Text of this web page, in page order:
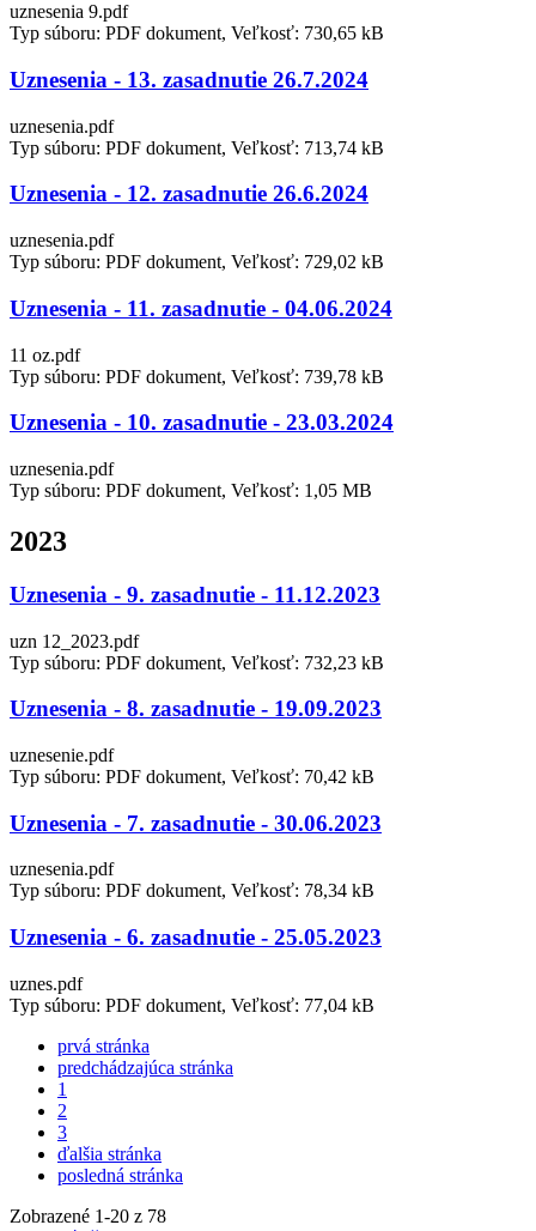
uznesenia 9.pdf
Typ súboru: PDF dokument, Veľkosť: 730,65 kB
Uznesenia - 13. zasadnutie 26.7.2024
uznesenia.pdf
Typ súboru: PDF dokument, Veľkosť: 713,74 kB
Uznesenia - 12. zasadnutie 26.6.2024
uznesenia.pdf
Typ súboru: PDF dokument, Veľkosť: 729,02 kB
Uznesenia - 11. zasadnutie - 04.06.2024
11 oz.pdf
Typ súboru: PDF dokument, Veľkosť: 739,78 kB
Uznesenia - 10. zasadnutie - 23.03.2024
uznesenia.pdf
Typ súboru: PDF dokument, Veľkosť: 1,05 MB
2023
Uznesenia - 9. zasadnutie - 11.12.2023
uzn 12_2023.pdf
Typ súboru: PDF dokument, Veľkosť: 732,23 kB
Uznesenia - 8. zasadnutie - 19.09.2023
uznesenie.pdf
Typ súboru: PDF dokument, Veľkosť: 70,42 kB
Uznesenia - 7. zasadnutie - 30.06.2023
uznesenia.pdf
Typ súboru: PDF dokument, Veľkosť: 78,34 kB
Uznesenia - 6. zasadnutie - 25.05.2023
uznes.pdf
Typ súboru: PDF dokument, Veľkosť: 77,04 kB
prvá stránka
predchádzajúca stránka
1
2
3
ďalšia stránka
posledná stránka
Zobrazené 1-20 z 78